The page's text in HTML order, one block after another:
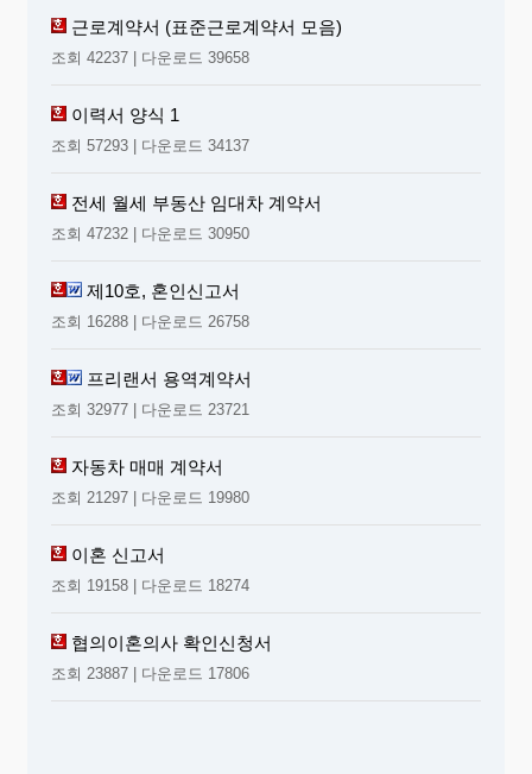
근로계약서 (표준근로계약서 모음)
조회 42237 | 다운로드 39658
이력서 양식 1
조회 57293 | 다운로드 34137
전세 월세 부동산 임대차 계약서
조회 47232 | 다운로드 30950
제10호, 혼인신고서
조회 16288 | 다운로드 26758
프리랜서 용역계약서
조회 32977 | 다운로드 23721
자동차 매매 계약서
조회 21297 | 다운로드 19980
이혼 신고서
조회 19158 | 다운로드 18274
협의이혼의사 확인신청서
조회 23887 | 다운로드 17806